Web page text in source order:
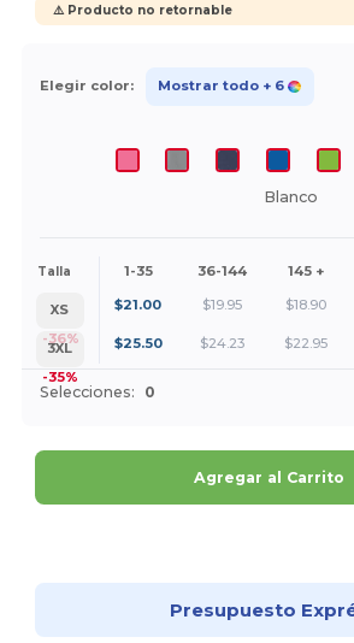
⚠️ Producto no retornable
Elegir color: Mostrar todo + 6
Blanco
Talla 1-35 36-144 145 +
XS
-36%
$21.00 $19.95 $18.90
3XL
-35%
$25.50 $24.23 $22.95
Selecciones: 0
Agregar al Carrito
Presupuesto